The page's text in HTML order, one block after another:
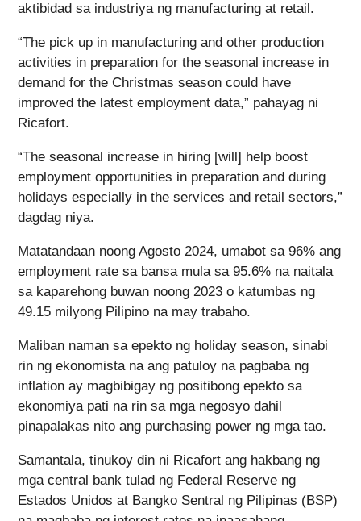
aktibidad sa industriya ng manufacturing at retail.
“The pick up in manufacturing and other production
activities in preparation for the seasonal increase in
demand for the Christmas season could have
improved the latest employment data,” pahayag ni
Ricafort.
“The seasonal increase in hiring [will] help boost
employment opportunities in preparation and during
holidays especially in the services and retail sectors,”
dagdag niya.
Matatandaan noong Agosto 2024, umabot sa 96% ang
employment rate sa bansa mula sa 95.6% na naitala
sa kaparehong buwan noong 2023 o katumbas ng
49.15 milyong Pilipino na may trabaho.
Maliban naman sa epekto ng holiday season, sinabi
rin ng ekonomista na ang patuloy na pagbaba ng
inflation ay magbibigay ng positibong epekto sa
ekonomiya pati na rin sa mga negosyo dahil
pinapalakas nito ang purchasing power ng mga tao.
Samantala, tinukoy din ni Ricafort ang hakbang ng
mga central bank tulad ng Federal Reserve ng
Estados Unidos at Bangko Sentral ng Pilipinas (BSP)